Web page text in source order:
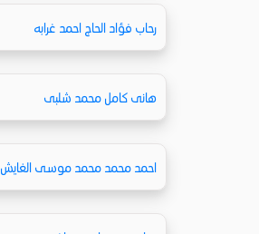
رحاب فؤاد الحاج احمد غرابه
هانى كامل محمد شلبى
احمد محمد محمد موسى الغايش